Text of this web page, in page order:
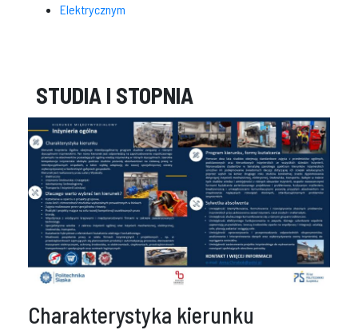
Elektrycznym
STUDIA I STOPNIA
Charakterystyka kierunku